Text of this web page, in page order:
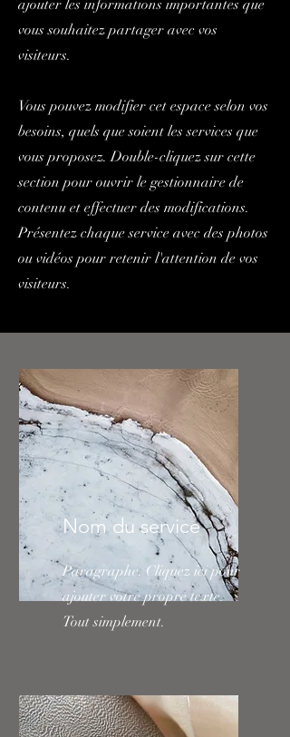
ajouter les informations importantes que
vous souhaitez partager avec vos
visiteurs.
Vous pouvez modifier cet espace selon vos
besoins, quels que soient les services que
vous proposez. Double-cliquez sur cette
section pour ouvrir le gestionnaire de
contenu et effectuer des modifications.
Présentez chaque service avec des photos
ou vidéos pour retenir l'attention de vos
visiteurs.
Nom du service
Paragraphe. Cliquez ici pour
ajouter votre propre texte.
Tout simplement.